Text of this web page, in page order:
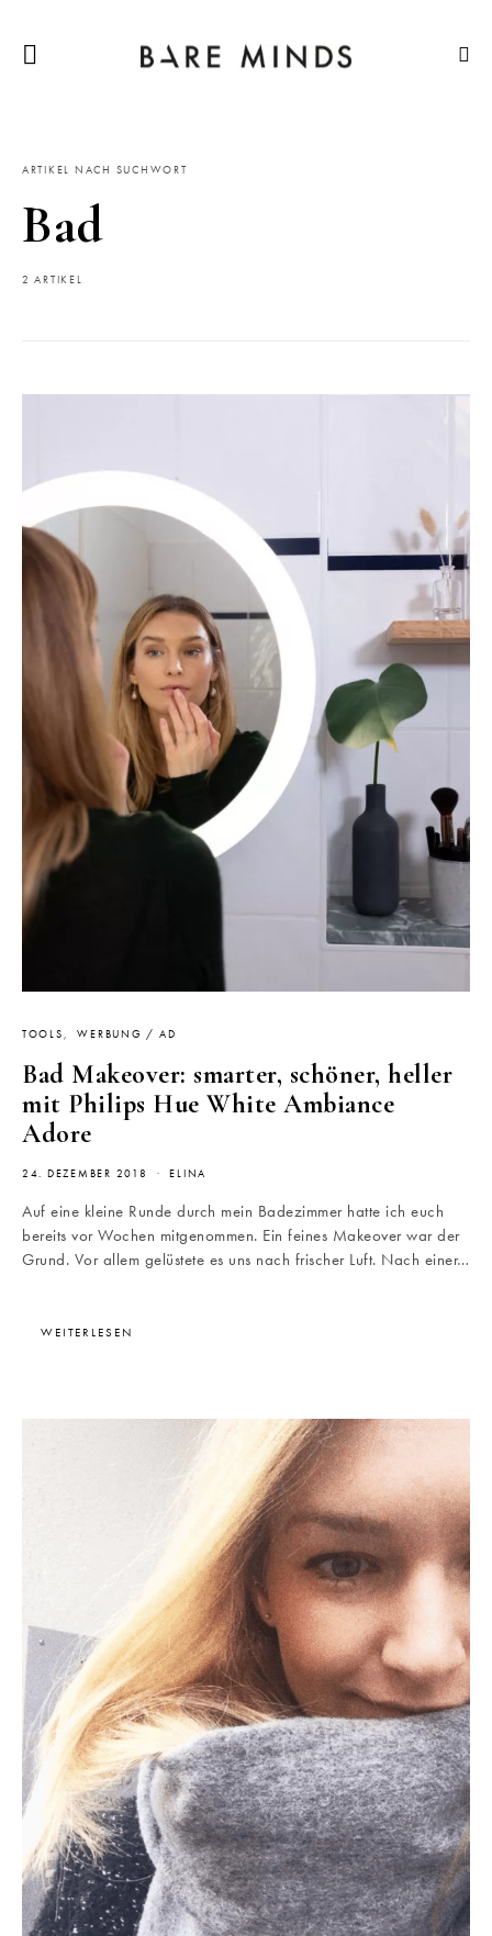
ARTIKEL NACH SUCHWORT
Bad
2 ARTIKEL
TOOLS WERBUNG / AD
Bad Makeover: smarter, schöner, heller
mit Philips Hue White Ambiance
Adore
24. DEZEMBER 2018 ELINA
Auf eine kleine Runde durch mein Badezimmer hatte ich euch
bereits vor Wochen mitgenommen. Ein feines Makeover war der
Grund. Vor allem gelüstete es uns nach frischer Luft. Nach einer…
WEITERLESEN